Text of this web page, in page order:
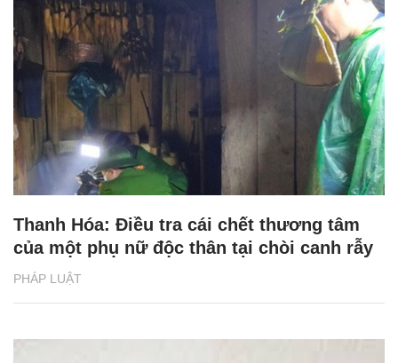
PHÁP LUẬT
Thanh Hóa: Điều tra cái chết thương tâm
của một phụ nữ độc thân tại chòi canh rẫy